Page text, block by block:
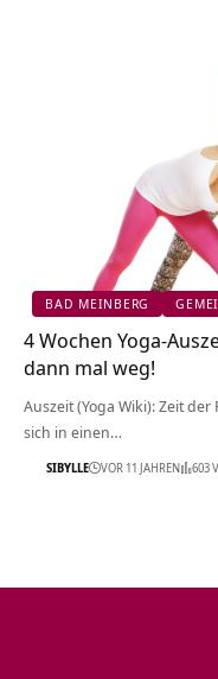
BAD MEINBERG
4 Wochen Yoga-
dann mal weg!
Auszeit (Yoga Wiki): Zeit
sich in einen…
SIBYLLE VOR 11 JAHREN 603